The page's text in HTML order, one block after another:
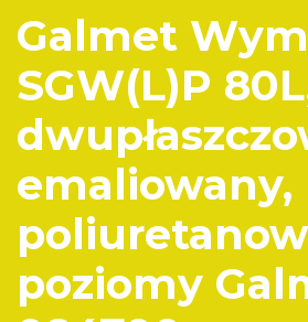
Galmet
SGW(L)P
emaliowany,
poziomy